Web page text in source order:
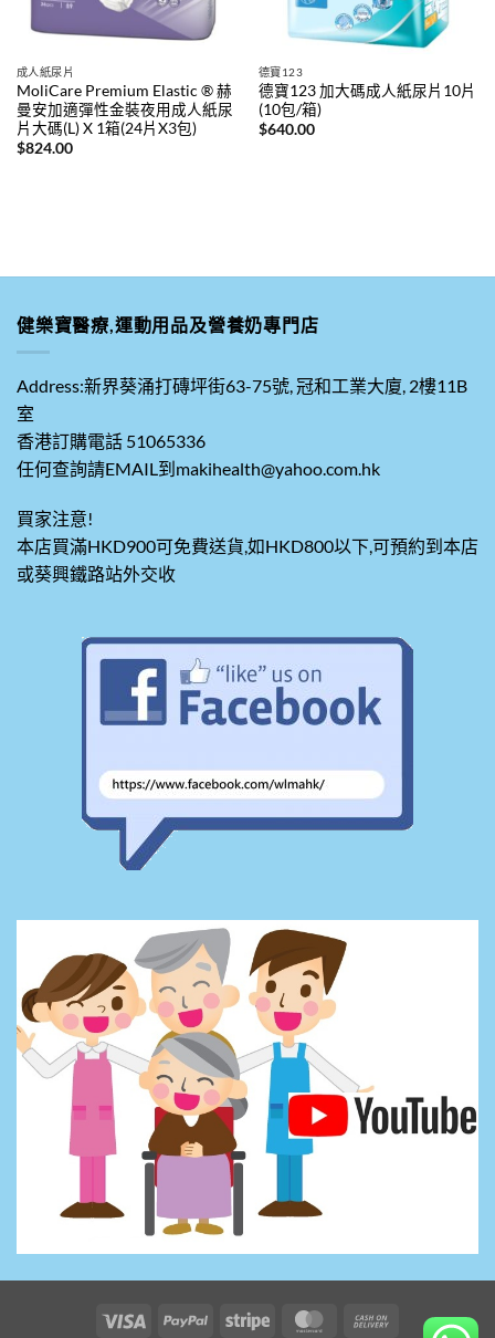
成人紙尿片
MoliCare Premium Elastic ® 赫
曼安加適彈性金裝夜用成人紙尿
片大碼(L) X 1箱(24片X3包)
$824.00
德寶123
德寶123 加大碼成人紙尿片10片
(10包/箱)
$640.00
健樂寶醫療,運動用品及營養奶專門店
Address:新界葵涌打磚坪街63-75號, 冠和工業大廈, 2樓11B
室
香港訂購電話 51065336
任何查詢請EMAIL到makihealth@yahoo.com.hk
買家注意!
本店買滿HKD900可免費送貨,如HKD800以下,可預約到本店
或葵興鐵路站外交收
Visa PayPal Stripe MasterCardCash